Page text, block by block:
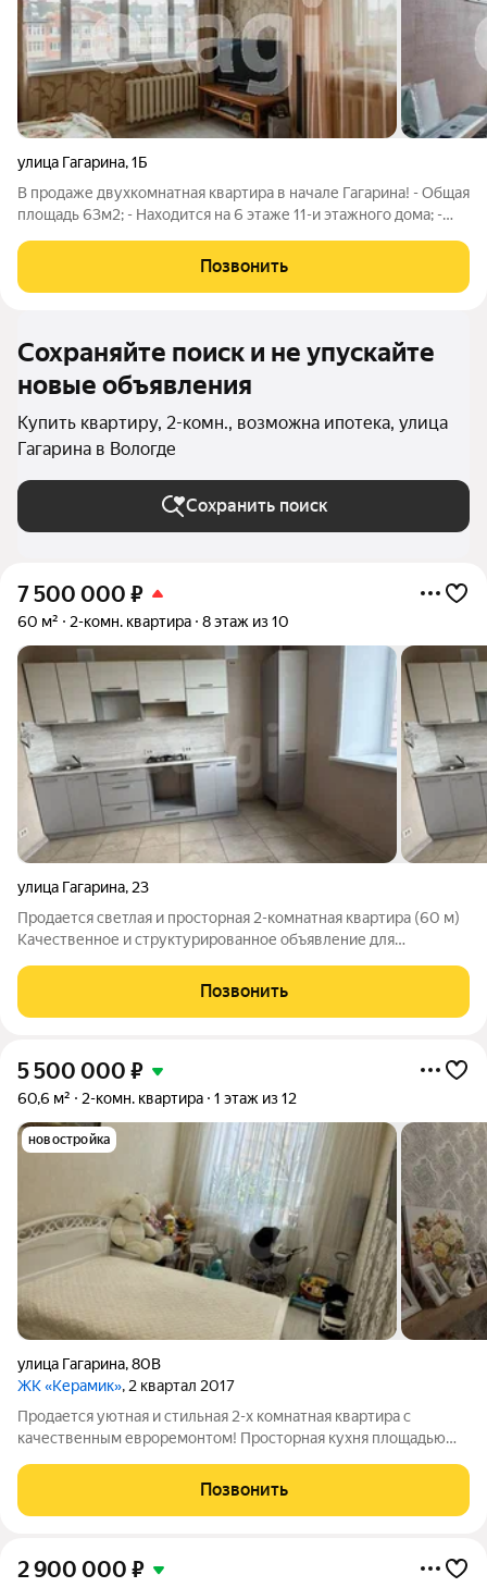
улица Гагарина,1Б
В продаже двухкомнатная квартира в начале Гагарина! - Общая
площадь 63м2; - Находится на 6 этаже 11-и этажного дома; -
изолированными комнатами; - Выполнен косметический
ремонт, балкон с
Позвонить
Сохраняйте поиск и не упускайте
новые объявления
Купить квартиру, 2-комн., возможна ипотека, улица
Гагарина в Вологде
Сохранить поиск
7 500 000 ₽
60 м² 2-комн. квартира 8 этаж из 10
улица Гагарина, 23
Продается светлая и просторная 2-комнатная квартира (60 м)
Качественное и структурированное объявление для
параметры Общая площадь: 60 кв. м. Площадь кухни: 12 кв. м.
(Просторная и эргономичная) Этаж:
Позвонить
5 500 000 ₽
60,6 м² 2-комн. квартира 1 этаж из 12
новостройка
улица Гагарина,80В
ЖК «Керамик», 2 квартал 2017
Продается уютная и стильная 2-х комнатная квартира с
качественным евроремонтом! Просторная кухня площадью
простора и света. Ремонт выполнен в светлых тонах, что
придает помещению уют и комфорт.
Позвонить
2 900 000 ₽